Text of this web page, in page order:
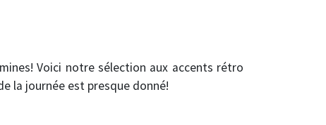
Voici notre sélection aux accents rétro
la journée est presque donné!